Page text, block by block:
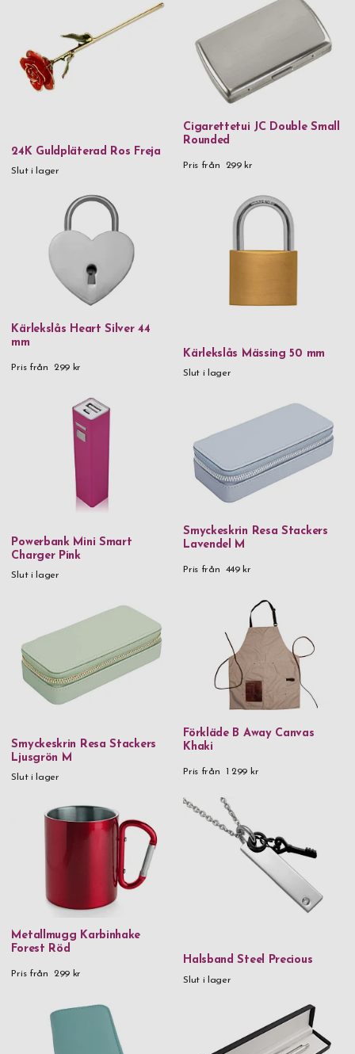
24K Guldpläterad Ros Freja
Slut i lager
Cigarettetui JC Double Small
Rounded
Pris från 299 kr
Kärlekslås Heart Silver 44
mm
Pris från 299 kr
Kärlekslås Mässing 50 mm
Slut i lager
Powerbank Mini Smart
Charger Pink
Slut i lager
Smyckeskrin Resa Stackers
Lavendel M
Pris från 449 kr
Smyckeskrin Resa Stackers
Ljusgrön M
Slut i lager
Förkläde B Away Canvas
Khaki
Pris från 1 299 kr
Metallmugg Karbinhake
Forest Röd
Pris från 299 kr
Halsband Steel Precious
Slut i lager